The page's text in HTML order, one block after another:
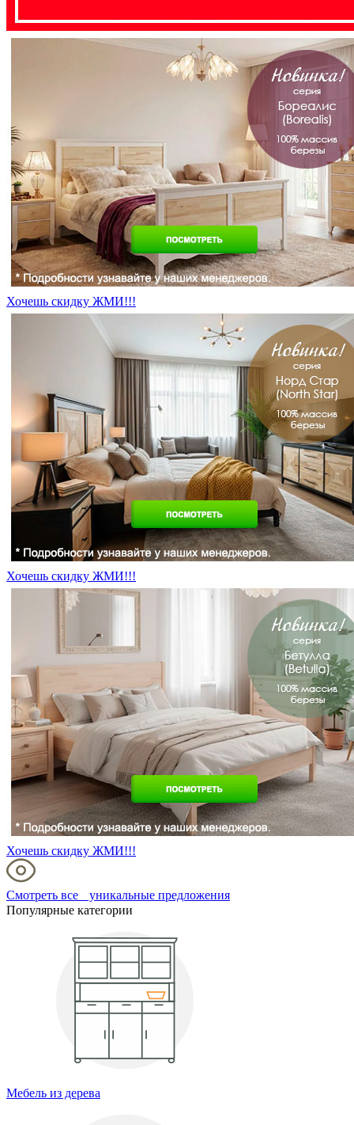
Хочешь скидку ЖМИ!!!
Хочешь скидку ЖМИ!!!
Хочешь скидку ЖМИ!!!
Смотреть все уникальные предложения
Популярные категории
Мебель из дерева